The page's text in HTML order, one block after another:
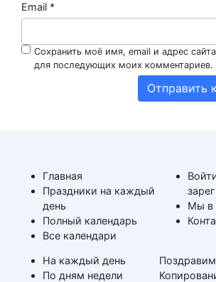
Email *
Сохранить моё имя, email и адрес
для последующих моих комментариев.
Главная
Праздники на каждый
день
Полный календарь
Все календари
На каждый день
По дням недели
Мы в